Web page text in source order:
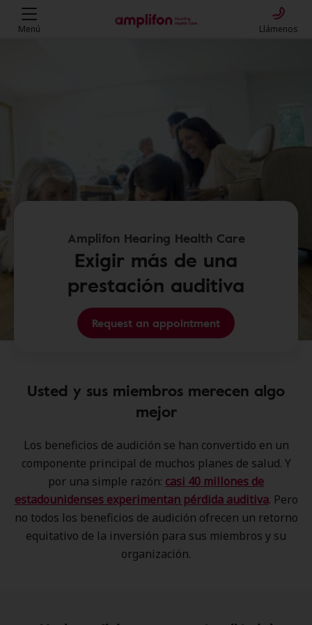
Menú Llámenos
Amplifon Hearing Health Care
Exigir más de una
prestación auditiva
Request an appointment
Usted y sus miembros merecen algo
mejor
Los beneficios de audición se han convertido en un
componente principal de muchos planes de salud. Y
por una simple razón: casi 40 millones de
estadounidenses experimentan pérdida auditiva. Pero
no todos los beneficios de audición ofrecen un retorno
equitativo de la inversión para sus miembros y su
organización.